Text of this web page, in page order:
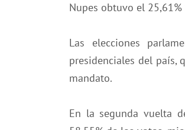
Nupes obtuvo el
Las elecciones
presidenciales del país,
mandato.
En la segunda vuelta